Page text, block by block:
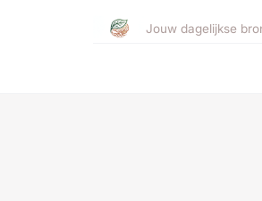
Jouw dagelijkse